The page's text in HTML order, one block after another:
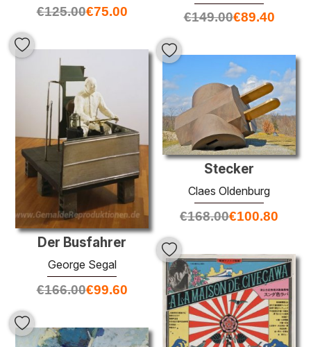
€125.00€75.00 €149.00€89.40
Der Busfahrer
George Segal
€166.00€99.60
Stecker
Claes Oldenburg
€168.00€100.80